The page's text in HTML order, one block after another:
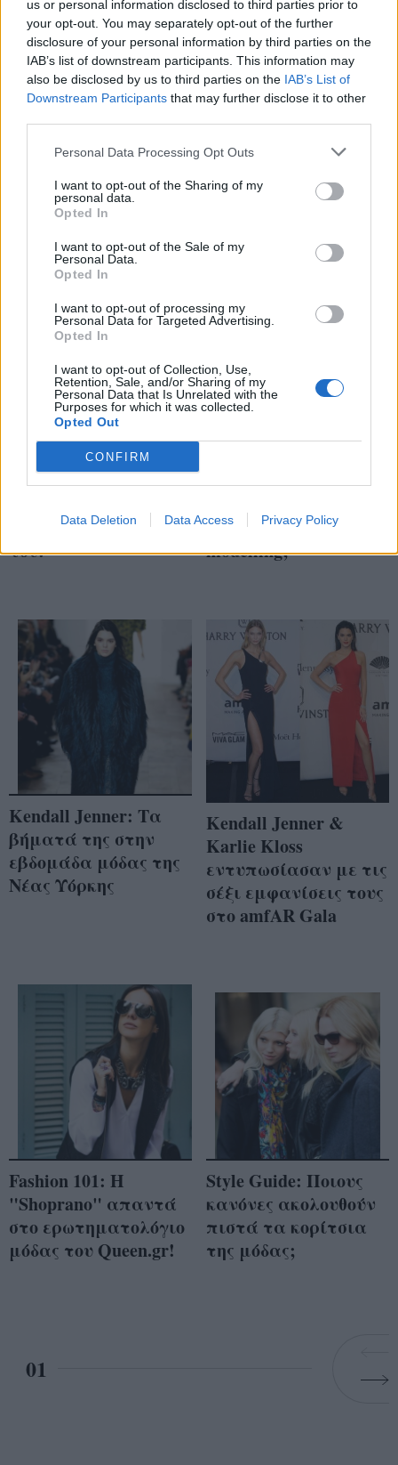
us or personal information disclosed to third parties prior to
your opt-out. You may separately opt-out of the further
disclosure of your personal information by third parties on the
IAB’s list of downstream participants. This information may
also be disclosed by us to third parties on the IAB’s List of
Downstream Participants that may further disclose it to other
Personal Data Processing Opt Outs
I want to opt-out of the Sharing of my
personal data.
Opted In
I want to opt-out of the Sale of my
Personal Data.
Opted In
I want to opt-out of processing my
Personal Data for Targeted Advertising.
Opted In
I want to opt-out of Collection, Use,
Retention, Sale, and/or Sharing of my
Personal Data that Is Unrelated with the
Purposes for which it was collected.
Opted Out
CONFIRM
Data Deletion Data Access Privacy Policy
3+1 λόγοι που η Lily-
Rose Depp είναι το
νέο it-girl στον κόσμο
της μόδας
Keeping up with
Kendall: Πιο σέξι από
φωτογράφιση για το
Poppy Delevingne: Το
τα μυστικά του στυλ
του!
Η Cara Delevingne
καριέρα της στο
modelling;
Kendall Jenner: Τα
βήματά της στην
εβδομάδα μόδας της
Νέας Υόρκης
Kendall Jenner &
Karlie Kloss
εντυπωσίασαν με τις
σέξι εμφανίσεις τους
στο amfAR Gala
Fashion 101: Η
"Shoprano" απαντά
στο ερωτηματολόγιο
μόδας του Queen.gr!
Style Guide: Ποιους
κανόνες ακολουθούν
πιστά τα κορίτσια
της μόδας;
01